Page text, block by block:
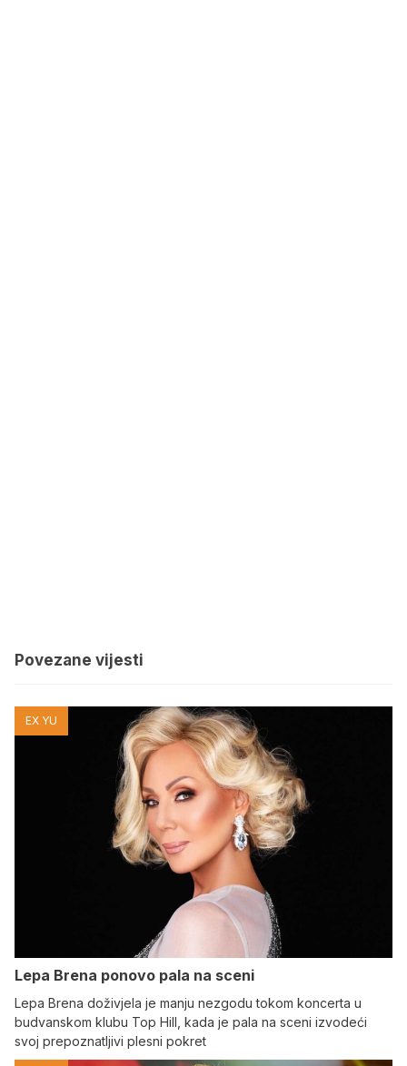
Povezane vijesti
EX YU
Lepa Brena ponovo pala na sceni
Lepa Brena doživjela je manju nezgodu tokom koncerta u
budvanskom klubu Top Hill, kada je pala na sceni izvodeći
svoj prepoznatljivi plesni pokret